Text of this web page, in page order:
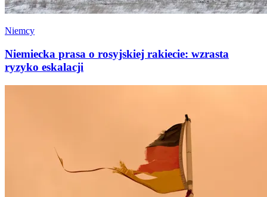
Niemcy
Niemiecka prasa o rosyjskiej rakiecie: wzrasta
ryzyko eskalacji